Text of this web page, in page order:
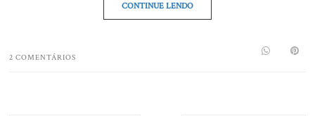
CONTINUE LENDO
2 COMENTÁRIOS